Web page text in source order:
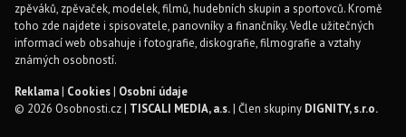
zpěváků, zpěvaček, modelek, filmů, hudebních skupin a sportovců. Kromě
toho zde najdete i spisovatele, panovníky a finančníky. Vedle užitečných
informací web obsahuje i fotografie, diskografie, filmografie a vztahy
známých osobností.
Reklama| Cookies| Osobní údaje
© 2026 Osobnosti.cz | TISCALI MEDIA, a.s.| Člen skupiny DIGNITY, s.r.o.